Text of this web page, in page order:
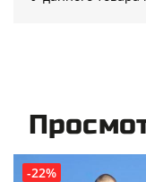
-22%